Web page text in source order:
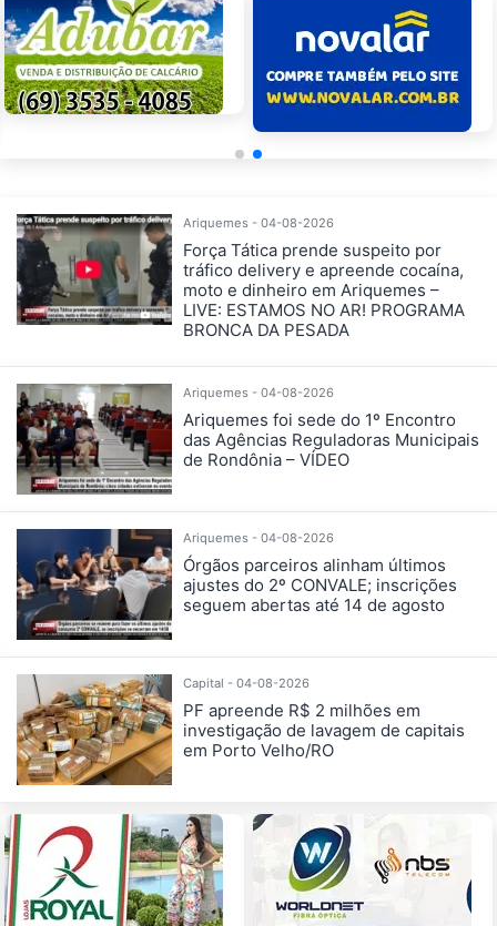
Ariquemes - 04-08-2026
Força Tática prende suspeito por
tráfico delivery e apreende cocaína,
moto e dinheiro em Ariquemes –
LIVE: ESTAMOS NO AR! PROGRAMA
BRONCA DA PESADA
Ariquemes - 04-08-2026
Ariquemes foi sede do 1º Encontro
das Agências Reguladoras Municipais
de Rondônia – VÍDEO
Ariquemes - 04-08-2026
Órgãos parceiros alinham últimos
ajustes do 2º CONVALE; inscrições
seguem abertas até 14 de agosto
Capital - 04-08-2026
PF apreende R$ 2 milhões em
investigação de lavagem de capitais
em Porto Velho/RO